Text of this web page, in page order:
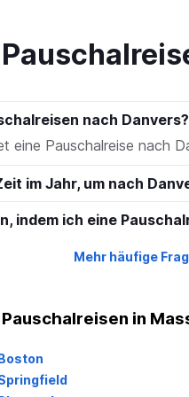
nach Danvers?
eine Pauschalreise nach
im Jahr, um nach
indem ich eine
Mehr häufige
in